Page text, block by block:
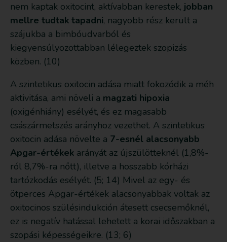
nem kaptak oxitocint, aktívabban kerestek, jobban
mellre tudtak tapadni, nagyobb rész került a
szájukba a bimbóudvarból és
kiegyensúlyozottabban lélegeztek szopizás
közben. (10)
A szintetikus oxitocin adása miatt fokozódik a méh
aktivitása, ami növeli a magzati hipoxia
(oxigénhiány) esélyét, és ez magasabb
császármetszés arányhoz vezethet. A szintetikus
oxitocin adása növelte a 7-esnél alacsonyabb
Apgar-értékek arányát az újszülötteknél (1,8%-
ról 8,7%-ra nőtt), illetve a hosszabb kórházi
tartózkodás esélyét. (5; 14) Mivel az egy- és
ötperces Apgar-értékek alacsonyabbak voltak az
oxitocinos szülésindukción átesett csecsemőknél,
ez is negatív hatással lehetett a korai időszakban a
szopási képességeikre. (13; 6)